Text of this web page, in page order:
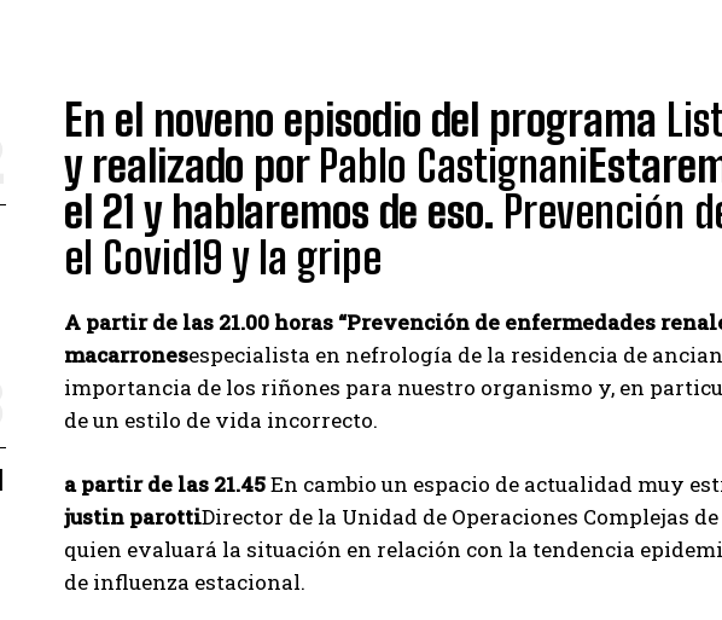
En el noveno episodio del programa
y realizado por Pablo Castignani
el 21 y hablaremos de eso. Prevención
el Covid19 y la gripe
A partir de las 21.00 horas “Prevención de enfermedades
macarronesespecialista en nefrología de la residencia de
importancia de los riñones para nuestro organismo y, en
de un estilo de vida incorrecto.
a partir de las 21.45En cambio un espacio de actualidad muy
justin parottiDirector de la Unidad de Operaciones Complejas
quien evaluará la situación en relación con la tendencia
de influenza estacional.